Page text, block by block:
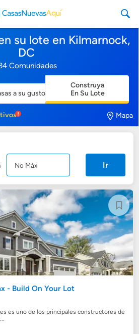
su lote en Kilmarnock,
DC
Comunidades
a su gusto
Construya
En Su Lote
Mapa
Ir
- Build On Your Lot
es uno de los principales constructores de